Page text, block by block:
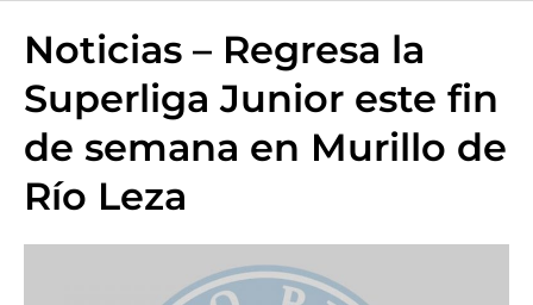
Noticias – Regresa la
Superliga Junior este fin
de semana en Murillo de
Río Leza